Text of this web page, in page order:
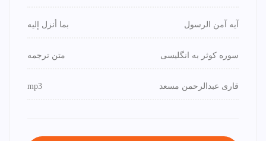
آیه آمن الرسول بما أنزل إليه
سوره کوثر به انگلیسی متن ترجمه
قاری عبدالرحمن مسعد mp3